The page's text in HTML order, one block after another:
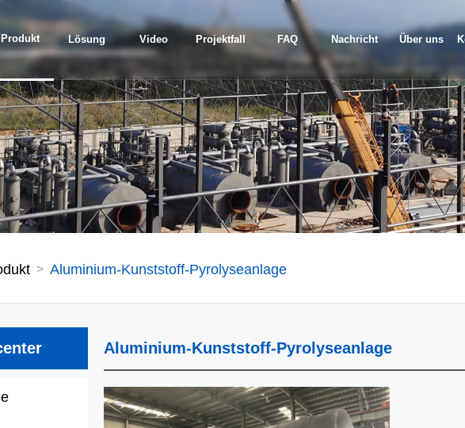
Produkt Lösung Video Projektfall FAQ Nachricht Über uns
> Aluminium-Kunststoff-Pyrolyseanlage
Aluminium-Kunststoff-Pyrolyseanlage